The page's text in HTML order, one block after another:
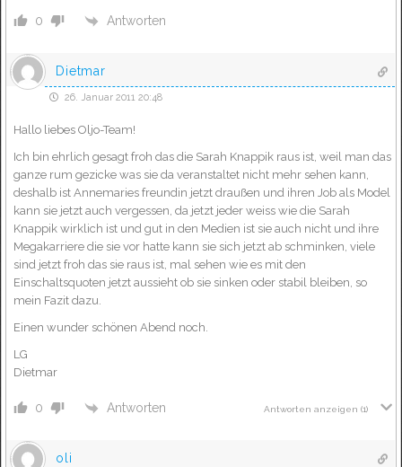
0 Antworten
Dietmar
26. Januar 2011 20:48
Hallo liebes Oljo-Team!
Ich bin ehrlich gesagt froh das die Sarah Knappik raus ist, weil man das
ganze rum gezicke was sie da veranstaltet nicht mehr sehen kann,
deshalb ist Annemaries freundin jetzt draußen und ihren Job als Model
kann sie jetzt auch vergessen, da jetzt jeder weiss wie die Sarah
Knappik wirklich ist und gut in den Medien ist sie auch nicht und ihre
Megakarriere die sie vor hatte kann sie sich jetzt ab schminken, viele
sind jetzt froh das sie raus ist, mal sehen wie es mit den
Einschaltsquoten jetzt aussieht ob sie sinken oder stabil bleiben, so
mein Fazit dazu.
Einen wunder schönen Abend noch.
LG
Dietmar
0 Antworten Antworten anzeigen (1)
oli